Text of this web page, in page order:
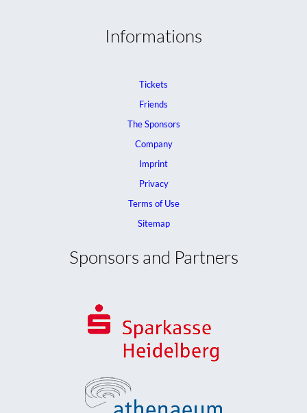
Informations
Tickets
Friends
The Sponsors
Company
Imprint
Privacy
Terms of Use
Sitemap
Sponsors and Partners